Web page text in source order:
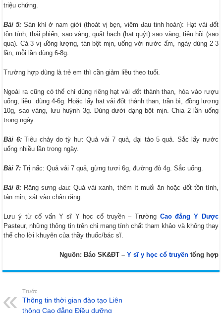
triệu chứng.
Bài 5: Sán khí ở nam giới (thoát vị bẹn, viêm đau tinh hoàn): Hạt vải đốt
tồn tính, thái phiến, sao vàng, quất hạch (hạt quýt) sao vàng, tiêu hồi (sao
qua). Cả 3 vị đồng lượng, tán bột mịn, uống với nước ấm, ngày dùng 2-3
lần, mỗi lần dùng 6-8g.
Trường hợp dùng là trẻ em thì cần giảm liều theo tuổi.
Ngoài ra cũng có thể chỉ dùng riêng hạt vải đốt thành than, hòa vào rượu
uống, liều dùng 4-6g. Hoặc lấy hạt vải đốt thành than, trần bì, đồng lượng
10g, sao vàng, lưu huỳnh 3g. Dùng dưới dạng bột mịn. Chia 2 lần uống
trong ngày.
Bài 6:Tiêu chảy do tỳ hư: Quả vải 7 quả, đại táo 5 quả. Sắc lấy nước
uống nhiều lần trong ngày.
Bài 7: Trị nấc: Quả vải 7 quả, gừng tươi 6g, đường đỏ 4g. Sắc uống.
Bài 8: Răng sưng đau: Quả vải xanh, thêm ít muối ăn hoặc đốt tồn tính,
tán mịn, xát vào chân răng.
Lưu ý từ cố vấn Y sĩ Y học cổ truyền – Trường Cao đẳng Y Dược
Pasteur, những thông tin trên chỉ mang tính chất tham khảo và không thay
thế cho lời khuyên của thầy thuốc/bác sĩ.
Nguồn: Báo SK&ĐT – Y sĩ y học cổ truyềntổng hợp
Trước
Thông tin thời gian đào tạo Liên
thông Cao đẳng Điều dưỡng